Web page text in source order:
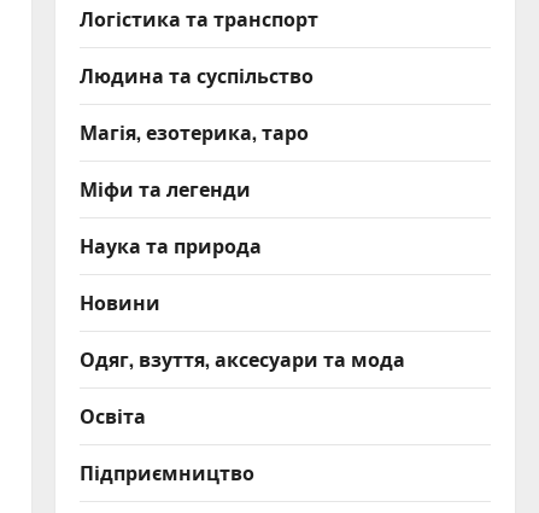
Логістика та транспорт
Людина та суспільство
Магія, езотерика, таро
Міфи та легенди
Наука та природа
Новини
Одяг, взуття, аксесуари та мода
Освіта
Підприємництво